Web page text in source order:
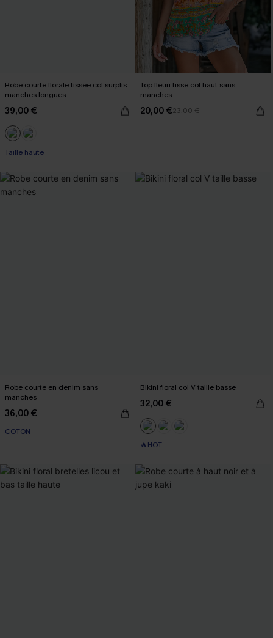
Robe courte florale tissée col surplis
manches longues
39,00 €
Taille haute
Top fleuri tissé col haut sans
manches
20,00 €23,00 €
Robe courte en denim sans
manches
36,00 €
COTON
Bikini floral col V taille basse
32,00 €
🔥HOT